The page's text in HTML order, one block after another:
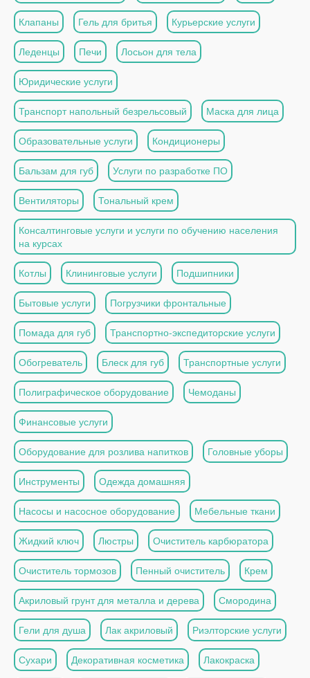
Клапаны Гель для бритья Курьерские услуги
Леденцы Печи Лосьон для тела
Юридические услуги
Транспорт напольный безрельсовый Маска для лица
Образовательные услуги Кондиционеры
Бальзам для губ Услуги по разработке ПО
Вентиляторы Тональный крем
Консалтинговые услуги и услуги по обучению населения
на курсах
Котлы Клининговые услуги Подшипники
Бытовые услуги Погрузчики фронтальные
Помада для губ Транспортно-экспедиторские услуги
Обогреватель Блеск для губ Транспортные услуги
Полиграфическое оборудование Чемоданы
Финансовые услуги
Оборудование для розлива напитков Головные уборы
Инструменты Одежда домашняя
Насосы и насосное оборудование Мебельные ткани
Жидкий ключ Люстры Очиститель карбюратора
Очиститель тормозов Пенный очиститель Крем
Акриловый грунт для металла и дерева Смородина
Гели для душа Лак акриловый Риэлторские услуги
Сухари Декоративная косметика Лакокраска